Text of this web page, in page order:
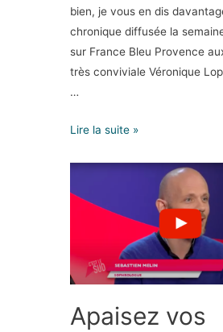
bien, je vous en dis
chronique diffusée la
sur France Bleu Provence
très conviviale Véronique
…
Lire la suite »
Apaisez vos